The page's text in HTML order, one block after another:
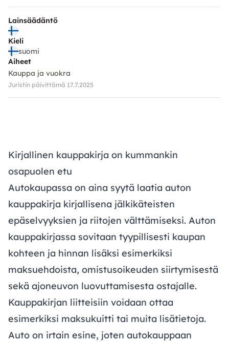
Lainsäädäntö
Kieli
suomi
Aiheet
Kauppa ja vuokra
Juristin päivittämä 17.7.2025
Kirjallinen kauppakirja on kummankin
osapuolen etu
Autokaupassa on aina syytä laatia auton
kauppakirja kirjallisena jälkikäteisten
epäselvyyksien ja riitojen välttämiseksi. Auton
kauppakirjassa sovitaan tyypillisesti kaupan
kohteen ja hinnan lisäksi esimerkiksi
maksuehdoista, omistusoikeuden siirtymisestä
sekä ajoneuvon luovuttamisesta ostajalle.
Kauppakirjan liitteisiin voidaan ottaa
esimerkiksi maksukuitti tai muita lisätietoja.
Auto on irtain esine, joten autokauppaan